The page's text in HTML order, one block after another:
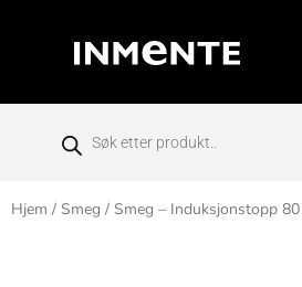
Hjem / Smeg / Smeg – Induksjonstopp